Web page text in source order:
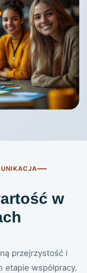
w
przejrzystość i
współpracy.